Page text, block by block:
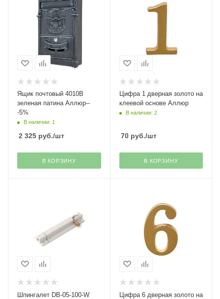
Ящик почтовый 4010В
зеленая патина Аллюр--
-5%
В наличии: 1
2 325 руб./шт
В КОРЗИНУ
Цифра 1 дверная золото на
клеевой основе Аллюр
В наличии: 2
70руб./шт
В КОРЗИНУ
Шпингалет DB-05-100-W
Цифра 6 дверная золото на